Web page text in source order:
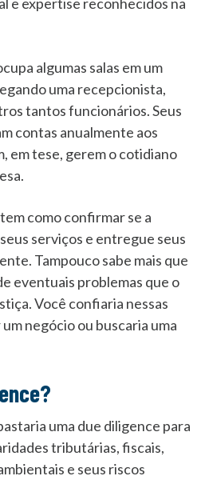
algumas salas em um
uma recepcionista,
tantos funcionários. Seus
contas anualmente aos
em tese, gerem o cotidiano
como confirmar se a
serviços e entregue seus
Tampouco sabe mais que
eventuais problemas que o
Você confiaria nessas
negócio ou buscaria uma
uma due diligence para
tributárias, fiscais,
e seus riscos